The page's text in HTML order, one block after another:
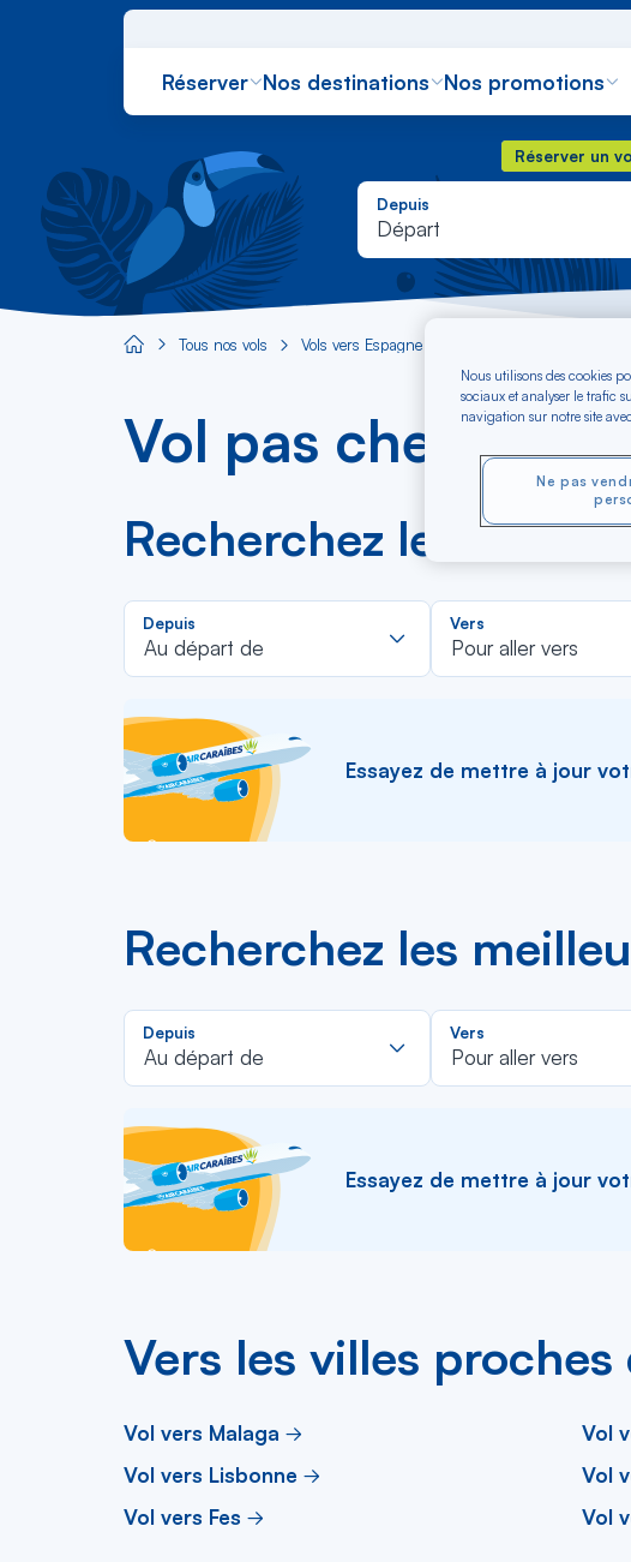
Réserver Nos destinations Nos promotions
Réserver un vol
Réserver un
Depuis
Départ
Aircaraibes.com
Tous nos vols Vols vers Espagne
Vol pas cher vers
Recherchez les
Depuis
Au départ de
Rechercher
dans
la
Vers
Pour aller vers
Essayez de mettre à jour
Recherchez les
Depuis
Au départ de
Rechercher
dans
la
Vers
Pour aller vers
Essayez de mettre à jour
Vers les villes proches
Vol vers Malaga Vol
Vol vers Lisbonne
Vol
Vol vers Fes
Vol
Nous utilisons des cookies
sociaux et analyser le trafic
navigation sur notre site
Ne pas